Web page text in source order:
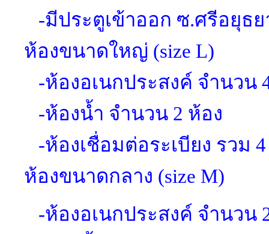
-มีประตูเข้าออก ซ.ศรีอยุธ
ห้องขนาดใหญ่ (size L)
-ห้องอเนกประสงค์ จำนวน
-ห้องน้ำ จำนวน 2 ห้อง
-ห้องเชื่อมต่อระเบียง รวม
ห้องขนาดกลาง (size M)
-ห้องอเนกประสงค์ จำนวน